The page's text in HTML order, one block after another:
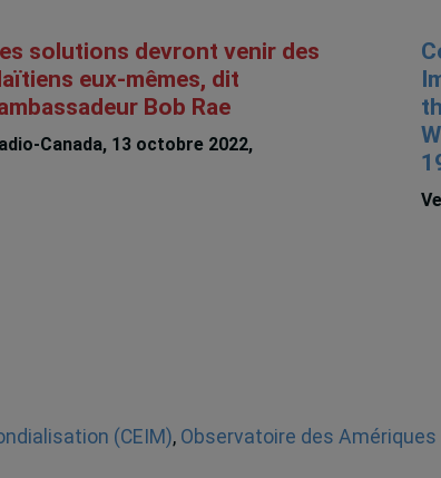
solutions devront venir des
eux-mêmes, dit
Bob Rae
Canada, 13 octobre 2022,
(CEIM), Observatoire des Amériques